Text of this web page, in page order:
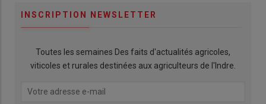
INSCRIPTION NEWSLETTER
Toutes les semaines Des faits d'actualités agricoles,
viticoles et rurales destinées aux agriculteurs de l'Indre.